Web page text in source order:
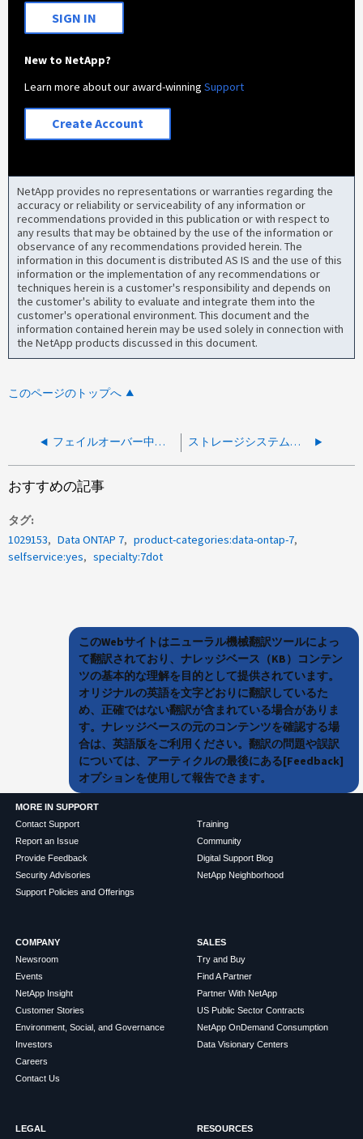
SIGN IN
New to NetApp?
Learn more about our award-winningSupport
Create Account
NetApp provides no representations or warranties regarding the
accuracy or reliability or serviceability of any information or
recommendations provided in this publication or with respect to
any results that may be obtained by the use of the information or
observance of any recommendations provided herein. The
information in this document is distributed AS IS and the use of this
information or the implementation of any recommendations or
techniques herein is a customer's responsibility and depends on
the customer's ability to evaluate and integrate them into the
customer's operational environment. This document and the
information contained herein may be used solely in connection with
the NetApp products discussed in this document.
このページのトップへ
フェイルオーバー中にエラーが報告されます。 Failed to create snapshots of replica devices - Unable to add the initiators passed in SRM input to initiator group ストレージシステムからシステム構成の警告が報告されました
おすすめの記事
タグ
1029153
Data ONTAP 7
product-categories:data-ontap-7
selfservice:yes
specialty:7dot
このWebサイトはニューラル機械翻訳ツールによっ
て翻訳されており、ナレッジベース（KB）コンテン
ツの基本的な理解を目的として提供されています。
オリジナルの英語を文字どおりに翻訳しているた
め、正確ではない翻訳が含まれている場合がありま
す。ナレッジベースの元のコンテンツを確認する場
合は、英語版をご利用ください。翻訳の問題や誤訳
については、アーティクルの最後にある[Feedback]
オプションを使用して報告できます。
MORE IN SUPPORT
Contact Support
Report an Issue
Provide Feedback
Security Advisories
Support Policies and Offerings
Training
Community
Digital Support Blog
NetApp Neighborhood
COMPANY
Newsroom
Events
NetApp Insight
Customer Stories
Environment, Social, and Governance
Investors
Careers
Contact Us
SALES
Try and Buy
Find A Partner
Partner With NetApp
US Public Sector Contracts
NetApp OnDemand Consumption
Data Visionary Centers
LEGAL RESOURCES